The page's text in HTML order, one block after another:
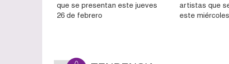
que se presentan este jueves
26 de febrero
artistas que
este